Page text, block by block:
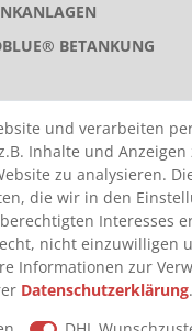
BETANKUNG
und verarbeiten
Inhalte und
zu analysieren.
die wir in den
Interesses
nicht einzuwilligen
Informationen zur
Daten­schutz­erklärung.